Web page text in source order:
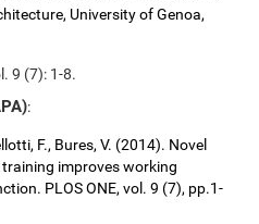
University of Genoa,
9 (7): 1-8.
:
F., Bures, V. (2014). Novel
improves working
PLOS ONE, vol. 9 (7), pp.1-